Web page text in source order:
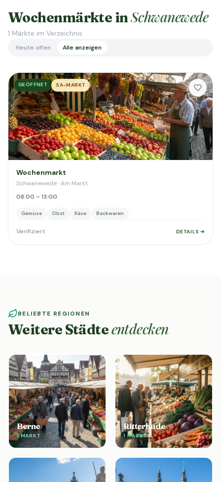
Wochenmärkte inSchwanewede
1 Märkte im Verzeichnis
Heute offen Alle anzeigen
GEÖFFNET SA-MARKT
Wochenmarkt
Schwanewede · Am Markt
08:00 – 13:00
Gemüse Obst Käse Backwaren
Verifiziert DETAILS ➔
BELIEBTE REGIONEN
Weitere Städteentdecken
Berne
1 MARKT
Ritterhude
1 MARKT